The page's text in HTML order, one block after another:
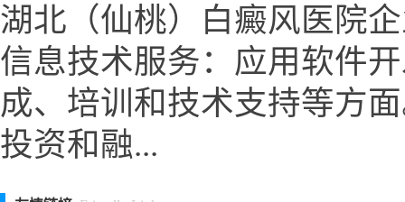
湖北（仙桃）白癜风医院
信息技术服务：应用软件
成、培训和技术支持等方
投资和融...